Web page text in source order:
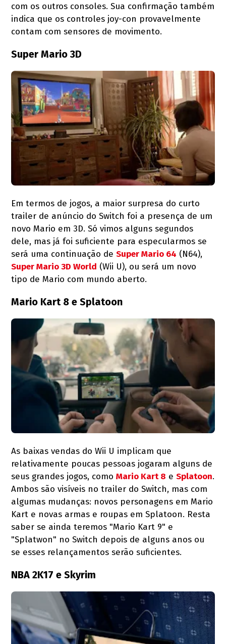
com os outros consoles. Sua confirmação também
indica que os controles joy-con provavelmente
contam com sensores de movimento.
Super Mario 3D
Em termos de jogos, a maior surpresa do curto
trailer de anúncio do Switch foi a presença de um
novo Mario em 3D. Só vimos alguns segundos
dele, mas já foi suficiente para especularmos se
será uma continuação deSuper Mario 64 (N64),
Super Mario 3D World (Wii U), ou será um novo
tipo de Mario com mundo aberto.
Mario Kart 8 e Splatoon
As baixas vendas do Wii U implicam que
relativamente poucas pessoas jogaram alguns de
seus grandes jogos, comoMario Kart 8 eSplatoon.
Ambos são visíveis no trailer do Switch, mas com
algumas mudanças: novos personagens em Mario
Kart e novas armas e roupas em Splatoon. Resta
saber se ainda teremos "Mario Kart 9" e
"Splatwon" no Switch depois de alguns anos ou
se esses relançamentos serão suficientes.
NBA 2K17 e Skyrim